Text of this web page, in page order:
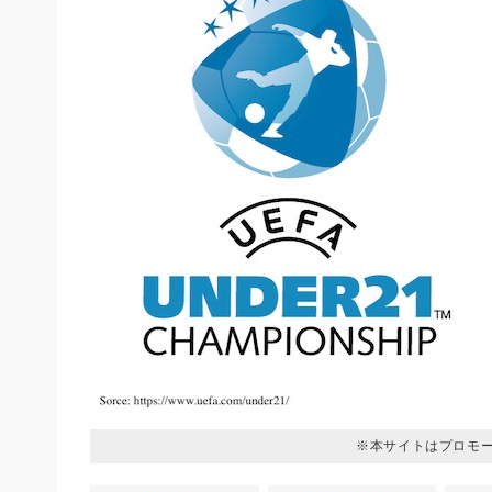
※本サイトはプロモ